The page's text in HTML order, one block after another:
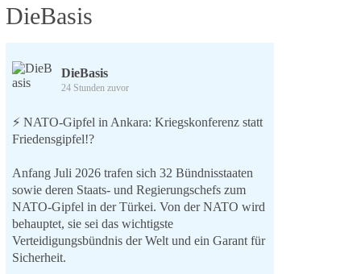
DieBasis
DieBasis
24 Stunden zuvor
⚡️ NATO-Gipfel in Ankara: Kriegskonferenz statt
Friedensgipfel!?
Anfang Juli 2026 trafen sich 32 Bündnisstaaten
sowie deren Staats- und Regierungschefs zum
NATO-Gipfel in der Türkei. Von der NATO wird
behauptet, sie sei das wichtigste
Verteidigungsbündnis der Welt und ein Garant für
Sicherheit.